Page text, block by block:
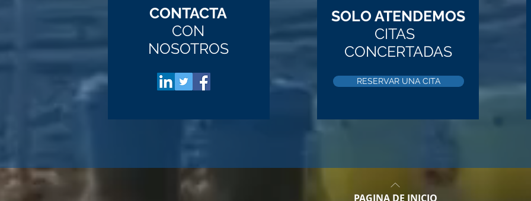
CONTACTA
CON
NOSOTROS
SOLO ATENDEMOS
CITAS
CONCERTADAS
RESERVAR UNA CITA
PAGINA DE INICIO